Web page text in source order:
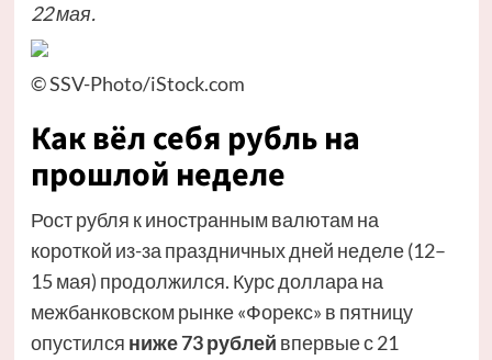
22 мая.
© SSV-Photo/iStock.com
Как вёл себя рубль на
прошлой неделе
Рост рубля к иностранным валютам на
короткой из-за праздничных дней неделе (12–
15 мая) продолжился. Курс доллара на
межбанковском рынке «Форекс» в пятницу
опустился ниже 73 рублей впервые с 21